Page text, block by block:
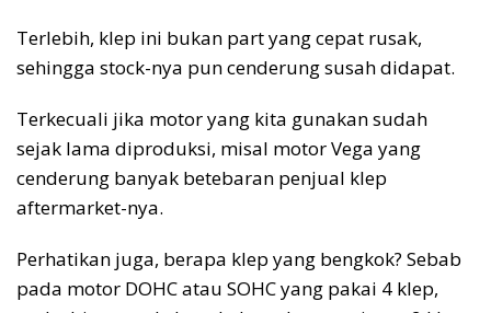
Terlebih, klep ini bukan part yang cepat rusak,
sehingga stock-nya pun cenderung susah didapat.
Terkecuali jika motor yang kita gunakan sudah
sejak lama diproduksi, misal motor Vega yang
cenderung banyak betebaran penjual klep
aftermarket-nya.
Perhatikan juga, berapa klep yang bengkok? Sebab
pada motor DOHC atau SOHC yang pakai 4 klep,